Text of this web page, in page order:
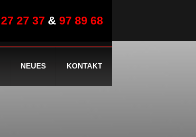
27 27 37 & 97 89 68
NEUES KONTAKT